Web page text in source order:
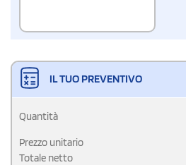
IL TUO PREVENTIVO
Quantità
Prezzo unitario
Totale netto